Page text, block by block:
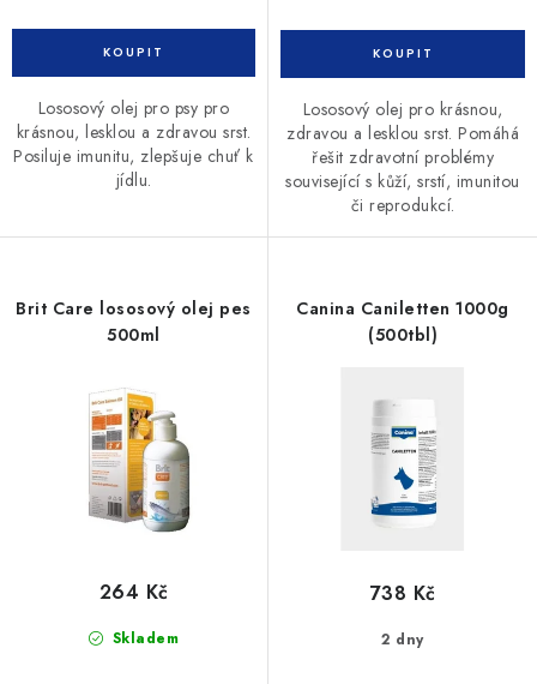
Lososový olej pro psy pro
krásnou, lesklou a zdravou srst.
Posiluje imunitu, zlepšuje chuť k
jídlu.
Lososový olej pro krásnou,
zdravou a lesklou srst. Pomáhá
řešit zdravotní problémy
související s kůží, srstí, imunitou
či reprodukcí.
Brit Care lososový olej pes
500ml
Skladem
264 Kč
Canina Caniletten 1000g
(500tbl)
2 dny
738 Kč